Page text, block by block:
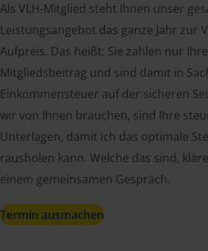
Als VLH-Mitglied steht Ihnen unser
Leistungsangebot das ganze Jahr zur
Aufpreis. Das heißt: Sie zahlen nur
Mitgliedsbeitrag und sind damit in
Einkommensteuer auf der sicheren
wir von Ihnen brauchen, sind Ihre
Unterlagen, damit ich das optimale
rausholen kann. Welche das sind,
einem gemeinsamen Gespräch.
Termin ausmachen